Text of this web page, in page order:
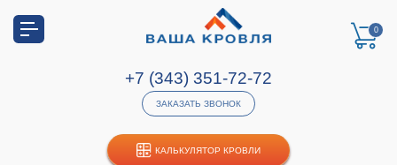
КАЛЬКУЛЯТОР КРОВЛИ
0
+7 (343) 351-72-72
ЗАКАЗАТЬ ЗВОНОК